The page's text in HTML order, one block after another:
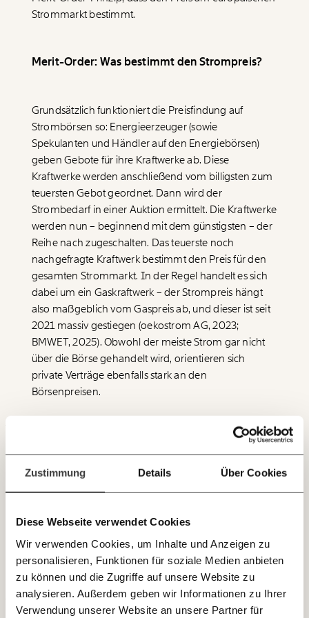
Zustimmung Details Über Cookies
Diese Webseite verwendet Cookies
Wir verwenden Cookies, um Inhalte und Anzeigen zu
personalisieren, Funktionen für soziale Medien anbieten
zu können und die Zugriffe auf unsere Website zu
analysieren. Außerdem geben wir Informationen zu Ihrer
Verwendung unserer Website an unsere Partner für
JETZT
EINFACH
TEILEN.
Veränderung
beginnt mit Dir!
WerdeFördermitgliedund wir können gemeinsam
unsere Wirtschaft so gestalten, dass sie für alle
funktioniert. Unsere Recherchen sind für alle frei im
Netz. Unabhängig und werbefrei. Und das wird auch
so bleiben. Kämpf’ mit uns für den Fortschritt und
unterstütze uns mit Deinem Mitgliedsbeitrag.
Du überweist lieber direkt?
Hier unsere IBAN: AT34 4300 0498 0007 6017
Fragen und Antworten.
Immer auf dem
mit unseren gratis
E-Mail-Newslettern!
Strommarkt bestimmt.
Merit-Order: Was bestimmt den Strompreis?
Grundsätzlich funktioniert die Preisfindung auf
Strombörsen so: Energieerzeuger (sowie
Spekulanten und Händler auf den Energiebörsen)
geben Gebote für ihre Kraftwerke ab. Diese
Kraftwerke werden anschließend vom billigsten zum
teuersten Gebot geordnet. Dann wird der
Strombedarf in einer Auktion ermittelt. Die Kraftwerke
werden nun – beginnend mit dem günstigsten – der
Reihe nach zugeschalten. Das teuerste noch
nachgefragte Kraftwerk bestimmt den Preis für den
gesamten Strommarkt. In der Regel handelt es sich
dabei um ein Gaskraftwerk – der Strompreis hängt
also maßgeblich vom Gaspreis ab, und dieser ist seit
2021 massiv gestiegen (oekostrom AG, 2023;
BMWET, 2025). Obwohl der meiste Strom gar nicht
über die Börse gehandelt wird, orientieren sich
private Verträge ebenfalls stark an den
Börsenpreisen.